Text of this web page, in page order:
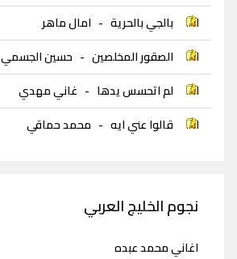
بالجي بالحرية - امال ماهر
الصقور المخلصين - حسين الجسمي
لم اتحسس يدها - غاني مهدي
قالوا عني ايه - محمد حماقي
نجوم الخليج العربي
اغاني محمد عبده